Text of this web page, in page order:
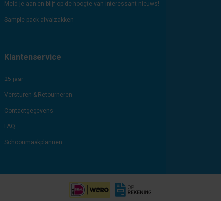
Meld je aan en blijf op de hoogte van interessant nieuws!
Sample-pack-afvalzakken
Klantenservice
25 jaar
Versturen & Retourneren
Contactgegevens
FAQ
Schoonmaakplannen